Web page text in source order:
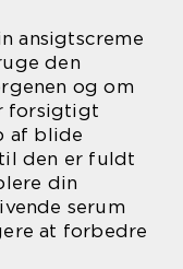
ansigtscreme
den
og om
forsigtigt
af blide
den er fuldt
din
serum
at forbedre